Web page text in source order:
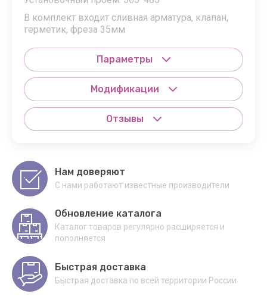
В комплект входит сливная арматура, клапан,
герметик, фреза 35мм
Параметры
Модификации
Отзывы
Нам доверяют
С нами работают известные производители
Обновление каталога
Каталог товаров регулярно расширяется и
пополняется
Быстрая доставка
Быстрая доставка по всей территории России